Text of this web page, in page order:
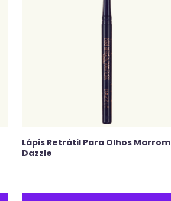
Lápis Retrátil Para Olhos Marrom
Dazzle